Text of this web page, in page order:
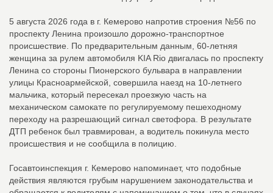
5 августа 2026 года в г. Кемерово напротив строения №56 по
проспекту Ленина произошло дорожно-транспортное
происшествие. По предварительным данным, 60-летняя
женщина за рулем автомобиля KIA Rio двигалась по проспекту
Ленина со стороны Пионерского бульвара в направлении
улицы Красноармейской, совершила наезд на 10-летнего
мальчика, который пересекал проезжую часть на
механическом самокате по регулируемому пешеходному
переходу на разрешающий сигнал светофора. В результате
ДТП ребенок был травмирован, а водитель покинула место
происшествия и не сообщила в полицию.
Госавтоинспекция г. Кемерово напоминает, что подобные
действия являются грубым нарушением законодательства и